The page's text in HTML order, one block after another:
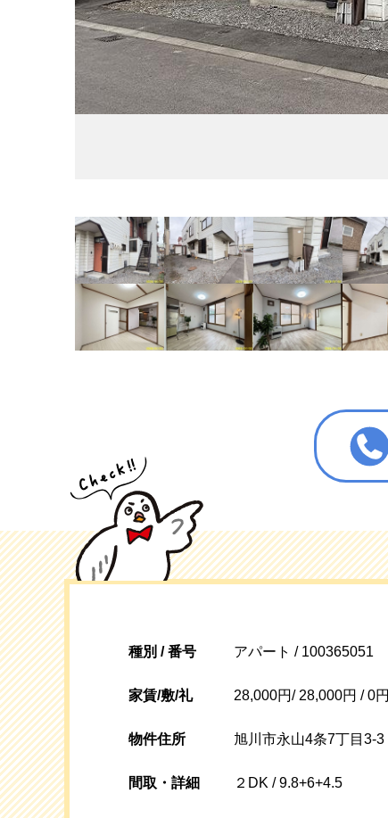
種別 / 番号 アパート / 100365051
家賃/敷/礼 28,000円/ 28,000円 / 0円
物件住所 旭川市永山4条7丁目3-3
間取・詳細 ２DK / 9.8+6+4.5